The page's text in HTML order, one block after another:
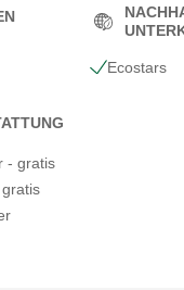
Ecostars
- gratis